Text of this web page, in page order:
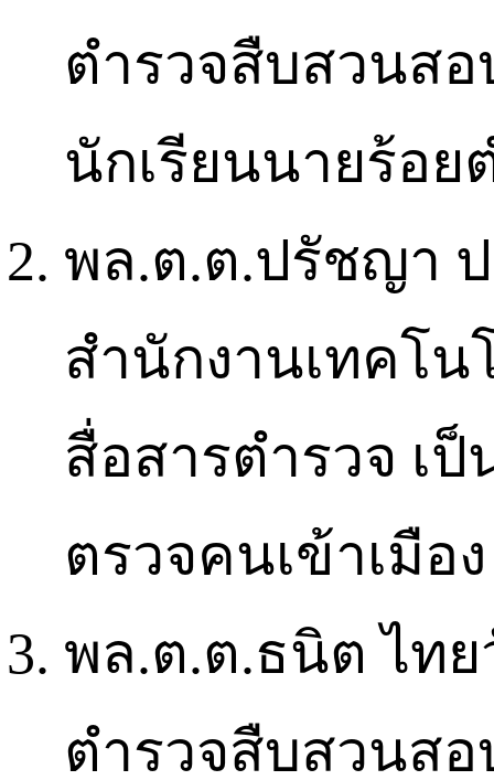
ตำรวจสืบสวนสอ
นักเรียนนายร้อย
พล.ต.ต.ปรัชญา
สำนักงานเทคโน
สื่อสารตำรวจ เ
ตรวจคนเข้าเมือง
พล.ต.ต.ธนิต ไท
ตำรวจสืบสวนสอ